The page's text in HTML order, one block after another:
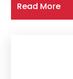
Read More